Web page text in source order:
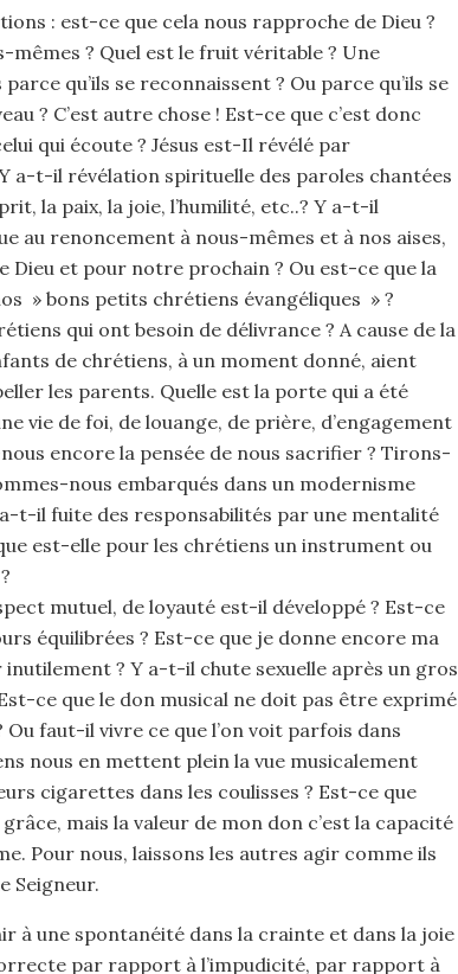
: est-ce que cela nous rapproche de Dieu ?
? Quel est le fruit véritable ? Une
qu’ils se reconnaissent ? Ou parce qu’ils se
? C’est autre chose ! Est-ce que c’est donc
qui écoute ? Jésus est-Il révélé par
a-t-il révélation spirituelle des paroles chantées
la paix, la joie, l’humilité, etc..? Y a-t-il
au renoncement à nous-mêmes et à nos aises,
et pour notre prochain ? Ou est-ce que la
» bons petits chrétiens évangéliques » ?
qui ont besoin de délivrance ? A cause de la
de chrétiens, à un moment donné, aient
les parents. Quelle est la porte qui a été
vie de foi, de louange, de prière, d’engagement
encore la pensée de nous sacrifier ? Tirons-
nous embarqués dans un modernisme
t-il fuite des responsabilités par une mentalité
est-elle pour les chrétiens un instrument ou
mutuel, de loyauté est-il développé ? Est-ce
équilibrées ? Est-ce que je donne encore ma
inutilement ? Y a-t-il chute sexuelle après un gros
ce que le don musical ne doit pas être exprimé
faut-il vivre ce que l’on voit parfois dans
nous en mettent plein la vue musicalement
cigarettes dans les coulisses ? Est-ce que
mais la valeur de mon don c’est la capacité
Pour nous, laissons les autres agir comme ils
Seigneur.
à une spontanéité dans la crainte et dans la joie
par rapport à l’impudicité, par rapport à